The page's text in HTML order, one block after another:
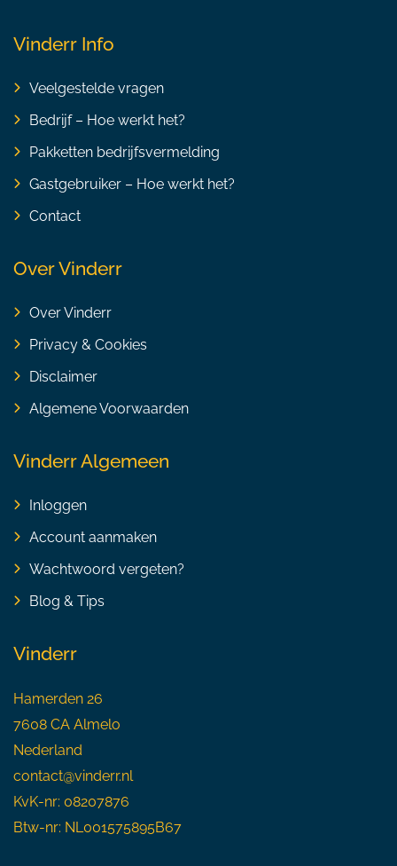
Vinderr Info
Veelgestelde vragen
Bedrijf – Hoe werkt het?
Pakketten bedrijfsvermelding
Gastgebruiker – Hoe werkt het?
Contact
Over Vinderr
Over Vinderr
Privacy & Cookies
Disclaimer
Algemene Voorwaarden
Vinderr Algemeen
Inloggen
Account aanmaken
Wachtwoord vergeten?
Blog & Tips
Vinderr
Hamerden 26
7608 CA Almelo
Nederland
contact@vinderr.nl
KvK-nr: 08207876
Btw-nr: NL001575895B67